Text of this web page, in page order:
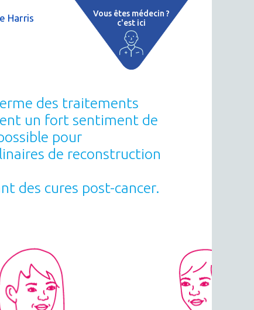
thermale
Harris
Vous êtes médecin ?
c'est ici
des traitements
un fort sentiment de
pour
de reconstruction
des cures post-cancer.